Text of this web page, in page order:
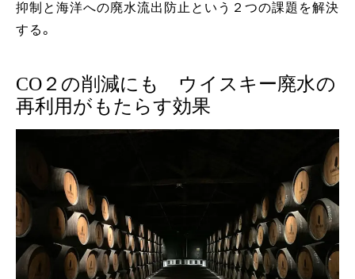
抑制と海洋への廃水流出防止という２つの課題を解決
する。
CO２の削減にも ウイスキー廃水の
再利用がもたらす効果